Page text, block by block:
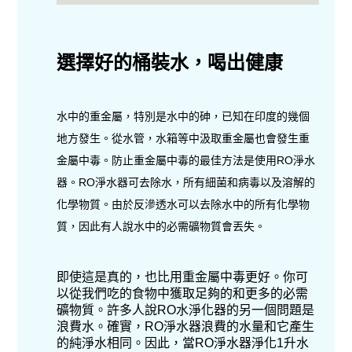
選擇好的桶裝水，喝出健康
水中的重金屬，特別是水中的砷，已知在印度的幾個
地方發生。從水管，水箱等中汲取重金屬也會發生重
金屬中毒。防止重金屬中毒的最佳方法是使用RO淨水
器。RO淨水器可去除水，所有細菌和病毒以及溶解的
化學物質。由於反滲透水可以去除水中的所有化學物
質，因此有人說水中的必需礦物質會丟失。
即使這是真的，也比用重金屬中毒更好。你可
以從我們吃的食物中獲取足夠的和更多的必需
礦物質。許多人說RO水淨化器的另一個問題是
浪費水。確實，RO淨水器浪費的水量和它產生
的純淨水相同。因此，當RO淨水器淨化1升水